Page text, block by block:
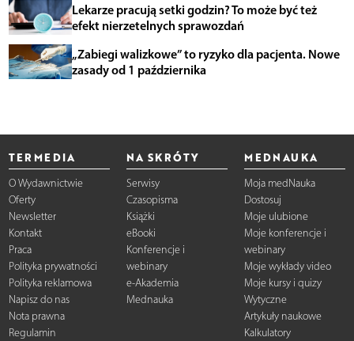
Lekarze pracują setki godzin? To może być też
efekt nierzetelnych sprawozdań
„Zabiegi walizkowe” to ryzyko dla pacjenta. Nowe
zasady od 1 października
TERMEDIA
O Wydawnictwie
Oferty
Newsletter
Kontakt
Praca
Polityka prywatności
Polityka reklamowa
Napisz do nas
Nota prawna
Regulamin
NA SKRÓTY
Serwisy
Czasopisma
Książki
eBooki
Konferencje i
webinary
e-Akademia
Mednauka
MEDNAUKA
Moja medNauka
Dostosuj
Moje ulubione
Moje konferencje i
webinary
Moje wykłady video
Moje kursy i quizy
Wytyczne
Artykuły naukowe
Kalkulatory